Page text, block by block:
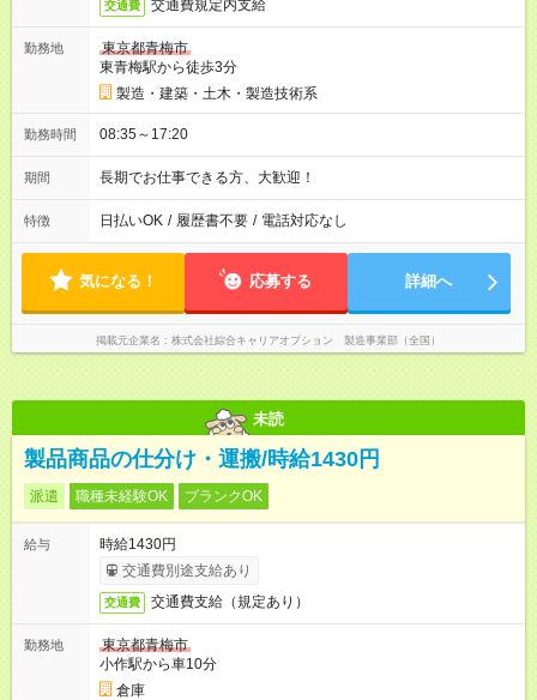
交通費 交通費規定内支給
勤務地
東京都青梅市
東青梅駅から徒歩3分
製造・建築・土木・製造技術系
勤務時間 08:35～17:20
期間 長期でお仕事できる方、大歓迎！
特徴 日払いOK / 履歴書不要 / 電話対応なし
気になる！ 応募する 詳細へ
掲載元企業名 株式会社綜合キャリアオプション 製造事業部（全国）
未読
製品商品の仕分け・運搬/時給1430円
派遣 職種未経験OK ブランクOK
給与
時給1430円
交通費別途支給あり
交通費 交通費支給（規定あり）
勤務地
東京都青梅市
小作駅から車10分
倉庫